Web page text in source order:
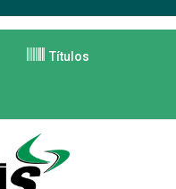
Títulos